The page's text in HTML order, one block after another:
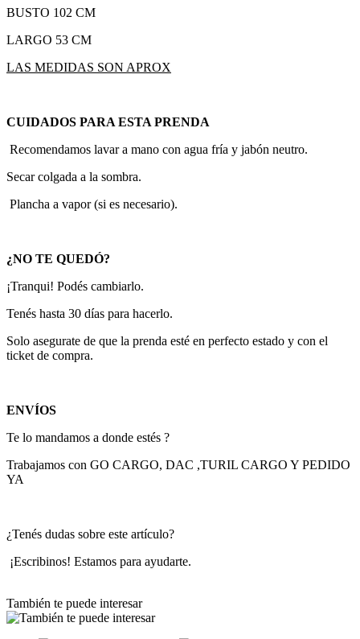
BUSTO 102 CM
LARGO 53 CM
LAS MEDIDAS SON APROX
CUIDADOS PARA ESTA PRENDA
Recomendamos lavar a mano con agua fría y jabón neutro.
Secar colgada a la sombra.
Plancha a vapor (si es necesario).
¿NO TE QUEDÓ?
¡Tranqui! Podés cambiarlo.
Tenés hasta 30 días para hacerlo.
Solo asegurate de que la prenda esté en perfecto estado y con el
ticket de compra.
ENVÍOS
Te lo mandamos a donde estés ?
Trabajamos con GO CARGO, DAC ,TURIL CARGO Y PEDIDO
YA
¿Tenés dudas sobre este artículo?
¡Escribinos! Estamos para ayudarte.
También te puede interesar